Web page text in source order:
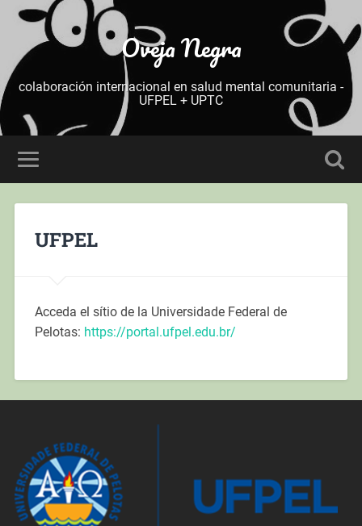
Oveja Negra
colaboración internacional en salud mental comunitaria -
UFPEL + UPTC
UFPEL
Acceda el sítio de la Universidade Federal de
Pelotas: https://portal.ufpel.edu.br/